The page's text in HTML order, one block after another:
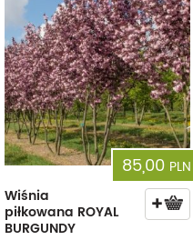
85,00 PLN
Wiśnia
piłkowana ROYAL
BURGUNDY